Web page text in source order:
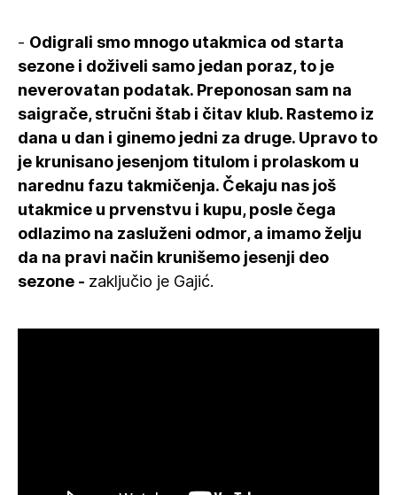
- Odigrali smo mnogo utakmica od starta
sezone i doživeli samo jedan poraz, to je
neverovatan podatak. Preponosan sam na
saigrače, stručni štab i čitav klub. Rastemo iz
dana u dan i ginemo jedni za druge. Upravo to
je krunisano jesenjom titulom i prolaskom u
narednu fazu takmičenja. Čekaju nas još
utakmice u prvenstvu i kupu, posle čega
odlazimo na zasluženi odmor, a imamo želju
da na pravi način krunišemo jesenji deo
sezone - zaključio je Gajić.